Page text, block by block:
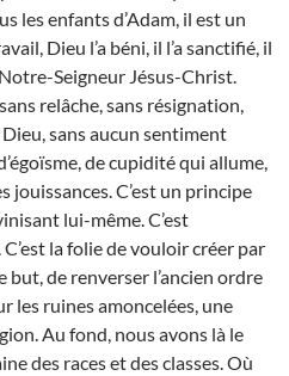
les enfants d’Adam, il est un
Dieu l’a béni, il l’a sanctifié, il
Seigneur Jésus-Christ.
relâche, sans résignation,
sans aucun sentiment
de cupidité qui allume,
jouissances. C’est un principe
lui-même. C’est
la folie de vouloir créer par
de renverser l’ancien ordre
les ruines amoncelées, une
Au fond, nous avons là le
des races et des classes. Où